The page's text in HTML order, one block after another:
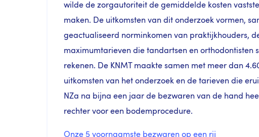
wilde de zorgautoriteit de gemiddelde kosten
maken. De uitkomsten van dit onderzoek vormen,
geactualiseerd norminkomen van praktijkhouders,
maximumtarieven die tandartsen en orthodontisten
rekenen. De KNMT maakte samen met meer dan
uitkomsten van het onderzoek en de tarieven die
NZa na bijna een jaar de bezwaren van de hand
rechter voor een bodemprocedure.
Onze 5 voornaamste bezwaren op een rij